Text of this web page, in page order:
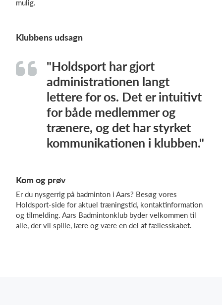
mulig.
Klubbens udsagn
"Holdsport har gjort
administrationen langt
lettere for os. Det er intuitivt
for både medlemmer og
trænere, og det har styrket
kommunikationen i klubben."
Kom og prøv
Er du nysgerrig på badminton i Aars? Besøg vores
Holdsport-side for aktuel træningstid, kontaktinformation
og tilmelding. Aars Badmintonklub byder velkommen til
alle, der vil spille, lære og være en del af fællesskabet.